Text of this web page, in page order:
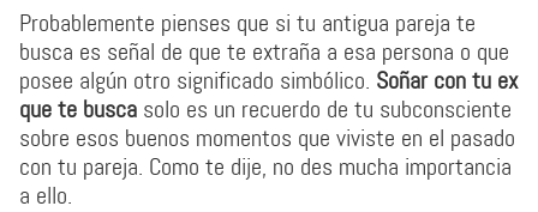
Probablemente pienses que si tu antigua pareja te
busca es señal de que te extraña a esa persona o que
posee algún otro significado simbólico. Soñar con tu ex
que te busca solo es un recuerdo de tu subconsciente
sobre esos buenos momentos que viviste en el pasado
con tu pareja. Como te dije, no des mucha importancia
a ello.